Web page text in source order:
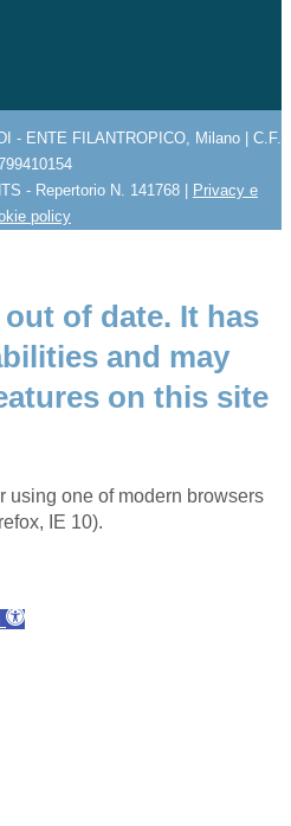
- ENTE FILANTROPICO, Milano | C.F.
- Repertorio N. 141768 | Privacy e
policy
of date. It has
and may
on this site
using one of modern browsers
IE 10).